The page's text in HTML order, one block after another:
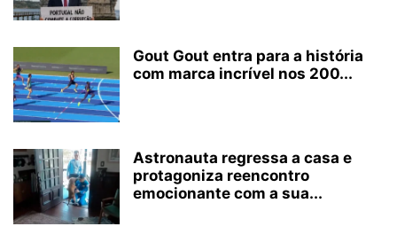
Gout Gout entra para a história
com marca incrível nos 200...
Astronauta regressa a casa e
protagoniza reencontro
emocionante com a sua...